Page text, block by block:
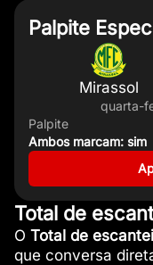
Palpite
Mirassol
quarta-
Palpite
Ambos marcam: sim
Total de
O Total de
que conversa